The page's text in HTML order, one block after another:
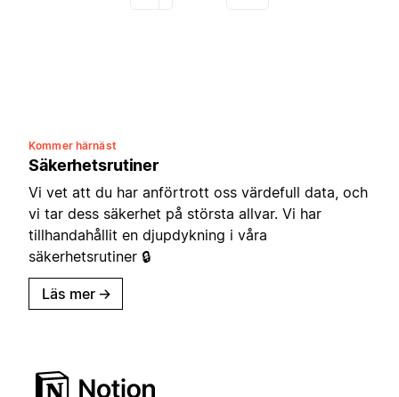
Kommer härnäst
Säkerhetsrutiner
Vi vet att du har anförtrott oss värdefull data, och
vi tar dess säkerhet på största allvar. Vi har
tillhandahållit en djupdykning i våra
säkerhetsrutiner 🔒
Läs mer →